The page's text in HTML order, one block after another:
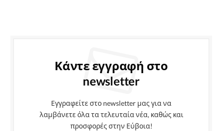
Κάντε εγγραφή στο
newsletter
Εγγραφείτε στο newsletter μας για να
λαμβάνετε όλα τα τελευταία νέα, καθώς και
προσφορές στην Εύβοια!